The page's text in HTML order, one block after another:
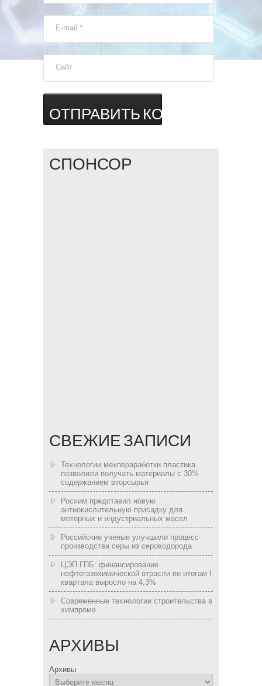
E-mail *
Сайт
СПОНСОР
СВЕЖИЕ ЗАПИСИ
Технологии мехпераработки пластика
позволили получать материалы с 30%
содержанием вторсырья
Росхим представил новую
антиокислительную присадку для
моторных и индустриальных масел
Российские ученые улучшили процесс
производства серы из сероводорода
ЦЭП ГПБ: финансирование
нефтегазохимической отрасли по итогам I
квартала выросло на 4,3%
Современные технологии строительства в
химпроме
АРХИВЫ
Архивы